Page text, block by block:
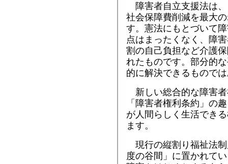
障害者自立支援法は
社会保障費削減を最大
す。憲法にもとづいて
点はまったくなく、障
割の自己負担など介護
れたものです。部分的
的に解決できるもので
新しい総合的な障害
「障害者権利条約」の
が人間らしく生活でき
ます。
現行の縦割り福祉法
度の谷間」に置かれて